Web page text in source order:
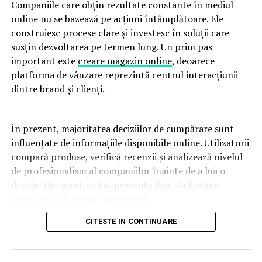
această călătorie a schimbării naturale și bine gândite.
ARTICOLE PE ACEIASI TEMA:
URMATORUL
CITY PROTECT SECURITY continuă extinderea la nivel
național și anunță noi parteneriate în retail
per Click la nivelul următor, prin soluții scalabile de
automatizare
Companiile care obțin rezultate constante în mediul
online nu se bazează pe acțiuni întâmplătoare. Ele
construiesc procese clare și investesc în soluții care
susțin dezvoltarea pe termen lung. Un prim pas
important este creare magazin online, deoarece
platforma de vânzare reprezintă centrul interacțiunii
dintre brand și clienți.
În prezent, majoritatea deciziilor de cumpărare sunt
influențate de informațiile disponibile online. Utilizatorii
compară produse, verifică recenzii și analizează nivelul
de profesionalism al companiilor înainte de a lua o
decizie. Din acest motiv, prezența digitală trebuie
Un website performant contribuie la construirea
CITESTE IN CONTINUARE